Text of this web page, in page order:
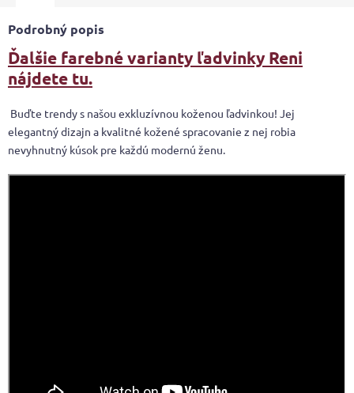
Podrobný popis
Ďalšie farebné varianty ľadvinky Reni
nájdete tu.
Buďte trendy s našou exkluzívnou koženou ľadvinkou! Jej
elegantný dizajn a kvalitné kožené spracovanie z nej robia
nevyhnutný kúsok pre každú modernú ženu.